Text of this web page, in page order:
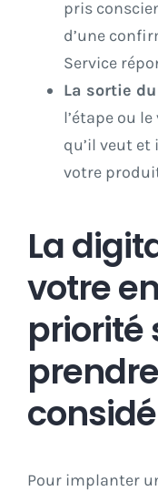
pris
d’une
Service
La sortie
l’étape ou
qu’il veut
votre
La
votre
priorité
Pour implanter